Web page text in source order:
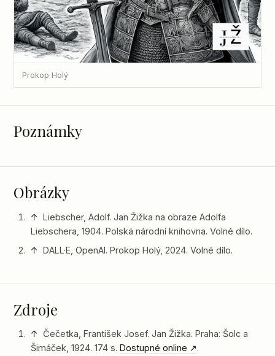
Prokop Holý
Poznámky
Obrázky
↑ Liebscher, Adolf. Jan Žižka na obraze Adolfa
Liebschera, 1904. Polská národní knihovna. Volné dílo.
↑
DALL·E, OpenAI. Prokop Holý, 2024. Volné dílo.
Zdroje
↑
Čečetka, František Josef. Jan Žižka. Praha: Šolc a
Šimáček, 1924. 174 s. Dostupné online
.